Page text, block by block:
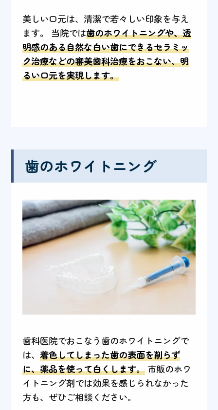
美しい口元は、清潔で若々しい印象を与え
ます。 当院では歯のホワイトニングや、透
明感のある自然な白い歯にできるセラミッ
ク治療などの審美歯科治療をおこない、明
るい口元を実現します。
歯のホワイトニング
歯科医院でおこなう歯のホワイトニングで
は、 着色してしまった歯の表面を削らず
に、薬品を使って白くします。市販のホワ
イトニング剤では効果を感じられなかった
方も、ぜひご相談ください。